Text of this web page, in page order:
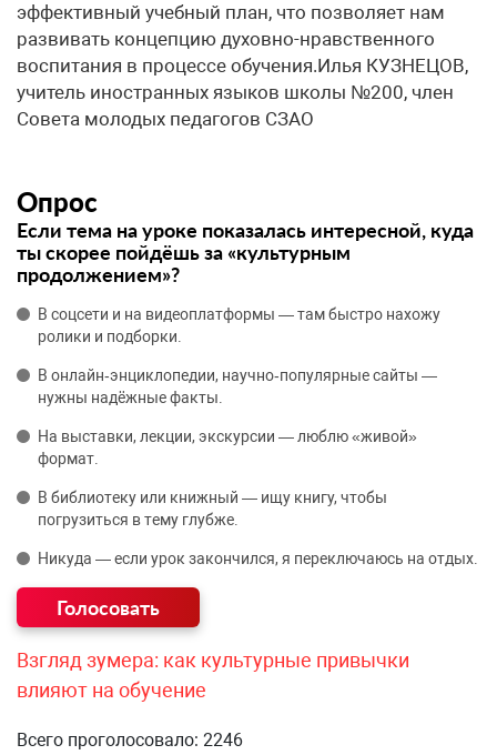
эффективный учебный план, что позволяет нам
развивать концепцию духовно-нравственного
воспитания в процессе обучения.Илья КУЗНЕЦОВ,
учитель иностранных языков школы №200, член
Совета молодых педагогов СЗАО
Опрос
Если тема на уроке показалась интересной, куда
ты скорее пойдёшь за «культурным
продолжением»?
В соцсети и на видеоплатформы — там быстро нахожу
ролики и подборки.
В онлайн‑энциклопедии, научно‑популярные сайты —
нужны надёжные факты.
На выставки, лекции, экскурсии — люблю «живой»
формат.
В библиотеку или книжный — ищу книгу, чтобы
погрузиться в тему глубже.
Никуда — если урок закончился, я переключаюсь на отдых.
Взгляд зумера: как культурные привычки
влияют на обучение
Всего проголосовало: 2246